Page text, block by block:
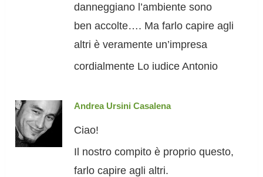
danneggiano l’ambiente sono
ben accolte…. Ma farlo capire agli
altri è veramente un’impresa
cordialmente Lo iudice Antonio
Andrea Ursini Casalena
Ciao!
Il nostro compito è proprio questo,
farlo capire agli altri.